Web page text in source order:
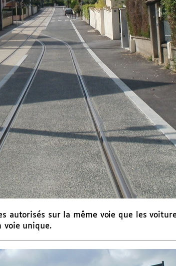
autorisés sur la même voie que les
voie unique.